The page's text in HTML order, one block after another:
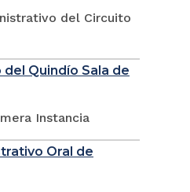
del Circuito
Quindío Sala de
Instancia
Oral de